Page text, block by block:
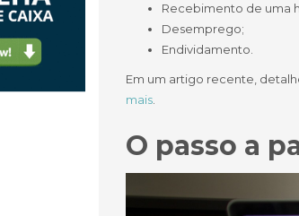
Recebimento de uma
Desemprego;
Endividamento.
Em um artigo recente,
mais.
O passo a